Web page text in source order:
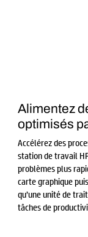
Alimentez
optimisés
Accélérez des
station de travail
problèmes plus
carte graphique
qu’une unité de
tâches de